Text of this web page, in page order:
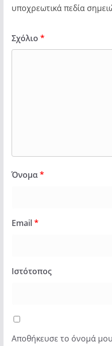
υποχρεωτικά πεδία
Σχόλιο *
Όνομα*
Email*
Ιστότοπος
Αποθήκευσε το όνομά